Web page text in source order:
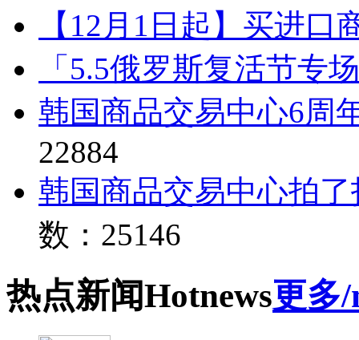
【12月1日起】买进口
「5.5俄罗斯复活节专
韩国商品交易中心6周
22884
韩国商品交易中心拍
数：25146
热点新闻Hotnews更多